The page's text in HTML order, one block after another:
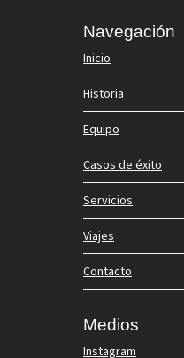
Navegación
Inicio
Historia
Equipo
Casos de éxito
Servicios
Viajes
Contacto
Medios
Instagram